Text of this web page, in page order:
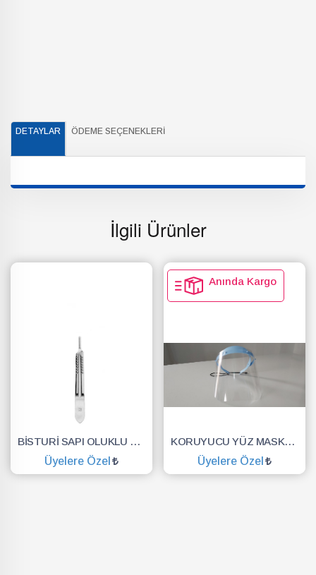
DETAYLAR ÖDEME SEÇENEKLERI
İlgili Ürünler
BİSTURİ SAPI OLUKLU NO.3
Üyelere Özel
Anında Kargo
KORUYUCU YÜZ MASKESİ SİPERLİK.YÜZ KALKANI.DENTAL MASKE
Üyelere Özel